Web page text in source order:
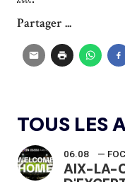
Partager ...
TOUS LES
06.08 —
AIX-LA-